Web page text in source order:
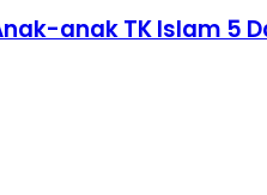
anak TK Islam 5